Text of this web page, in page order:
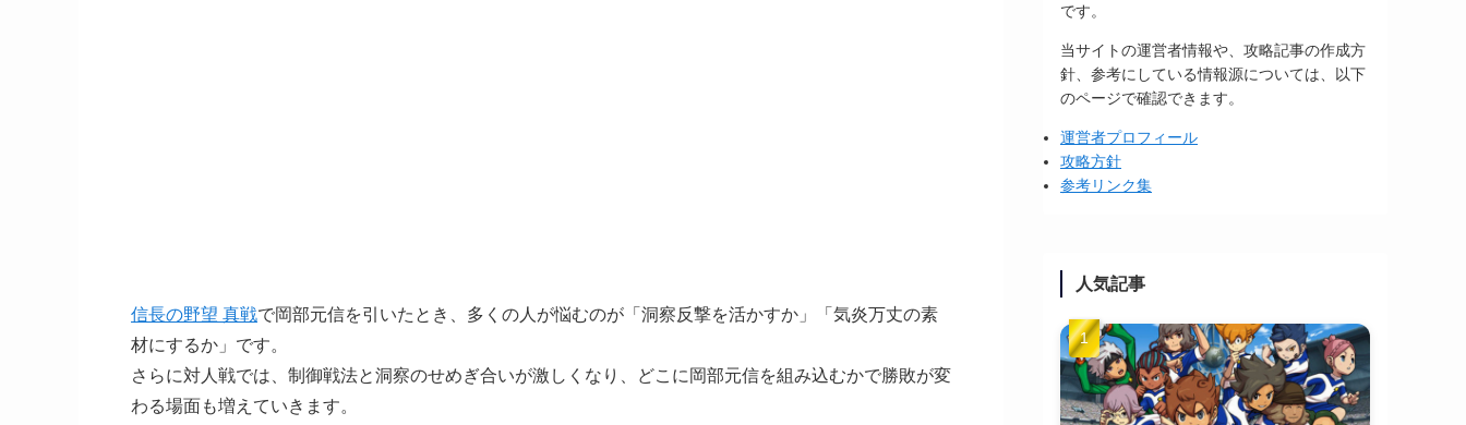
信長の野望 真戦で岡部元信を引いたとき、多くの人が悩むのが「洞察反撃を活かすか」「気炎万丈の素
材にするか」です。
さらに対人戦では、制御戦法と洞察のせめぎ合いが激しくなり、どこに岡部元信を組み込むかで勝敗が変
わる場面も増えていきます。
です。
当サイトの運営者情報や、攻略記事の作成方
針、参考にしている情報源については、以下
のページで確認できます。
運営者プロフィール
攻略方針
参考リンク集
人気記事